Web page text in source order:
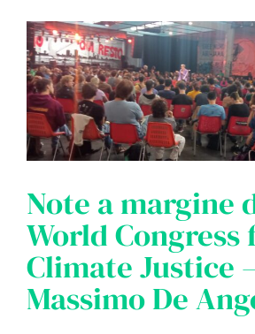
Note a margine
World Congress
Climate Justice
Massimo De